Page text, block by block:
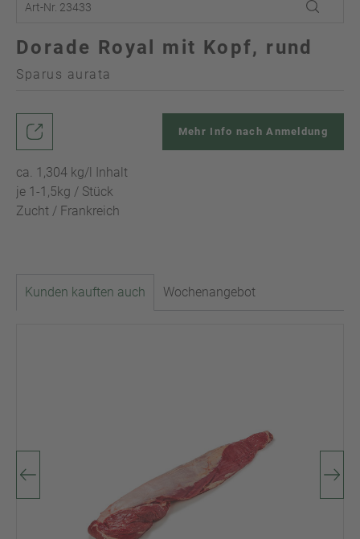
Art-Nr. 23433
Dorade Royal mit Kopf, rund
Sparus aurata
ca. 1,304 kg/l Inhalt
je 1-1,5kg / Stück
Zucht / Frankreich
Mehr Info nach Anmeldung
Kunden kauften auch Wochenangebot